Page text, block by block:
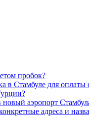
пробок?
в Стамбуле для оплаты
новый аэропорт
адреса и